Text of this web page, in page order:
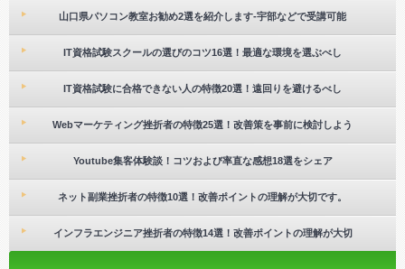
山口県パソコン教室お勧め2選を紹介します-宇部などで受講可能
IT資格試験スクールの選びのコツ16選！最適な環境を選ぶべし
IT資格試験に合格できない人の特徴20選！遠回りを避けるべし
Webマーケティング挫折者の特徴25選！改善策を事前に検討しよう
Youtube集客体験談！コツおよび率直な感想18選をシェア
ネット副業挫折者の特徴10選！改善ポイントの理解が大切です。
インフラエンジニア挫折者の特徴14選！改善ポイントの理解が大切